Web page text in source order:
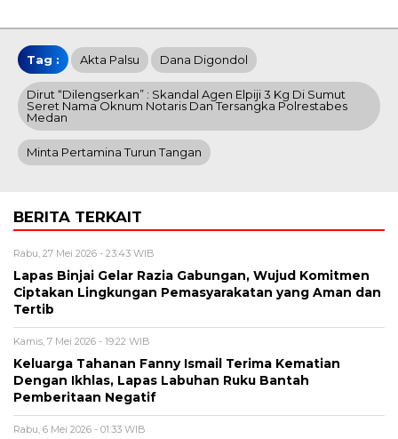
Tag : Akta Palsu Dana Digondol
Dirut “Dilengserkan” : Skandal Agen Elpiji 3 Kg Di Sumut
Seret Nama Oknum Notaris Dan Tersangka Polrestabes
Medan
Minta Pertamina Turun Tangan
BERITA TERKAIT
Rabu, 27 Mei 2026 - 23:43 WIB
Lapas Binjai Gelar Razia Gabungan, Wujud Komitmen
Ciptakan Lingkungan Pemasyarakatan yang Aman dan
Tertib
Kamis, 7 Mei 2026 - 19:22 WIB
Keluarga Tahanan Fanny Ismail Terima Kematian
Dengan Ikhlas, Lapas Labuhan Ruku Bantah
Pemberitaan Negatif
Rabu, 6 Mei 2026 - 01:33 WIB